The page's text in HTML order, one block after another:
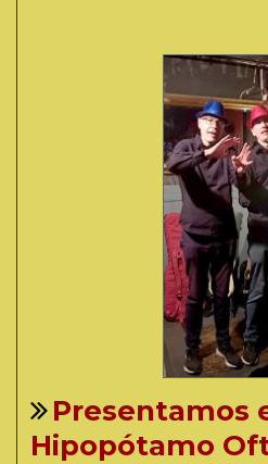
Presentamos
Hipopótamo